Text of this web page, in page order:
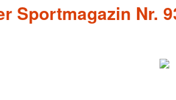
Sportmagazin Nr.